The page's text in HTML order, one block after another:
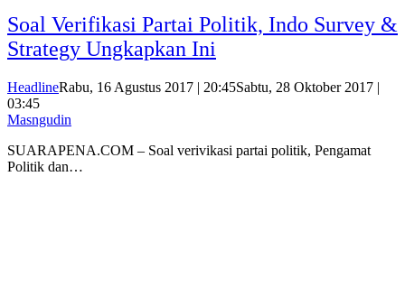
Soal Verifikasi Partai Politik, Indo Survey &
Strategy Ungkapkan Ini
HeadlineRabu, 16 Agustus 2017 | 20:45Sabtu, 28 Oktober 2017 |
03:45
Masngudin
SUARAPENA.COM – Soal verivikasi partai politik, Pengamat
Politik dan…